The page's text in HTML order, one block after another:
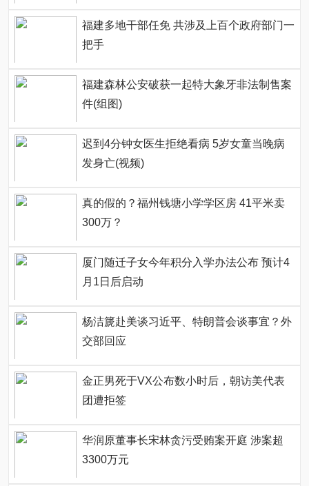
福建多地干部任免 共涉及上百个政府部门一
把手
福建森林公安破获一起特大象牙非法制售案
件(组图)
迟到4分钟女医生拒绝看病 5岁女童当晚病
发身亡(视频)
真的假的？福州钱塘小学学区房 41平米卖
300万？
厦门随迁子女今年积分入学办法公布 预计4
月1日后启动
杨洁篪赴美谈习近平、特朗普会谈事宜？外
交部回应
金正男死于VX公布数小时后，朝访美代表
团遭拒签
华润原董事长宋林贪污受贿案开庭 涉案超
3300万元